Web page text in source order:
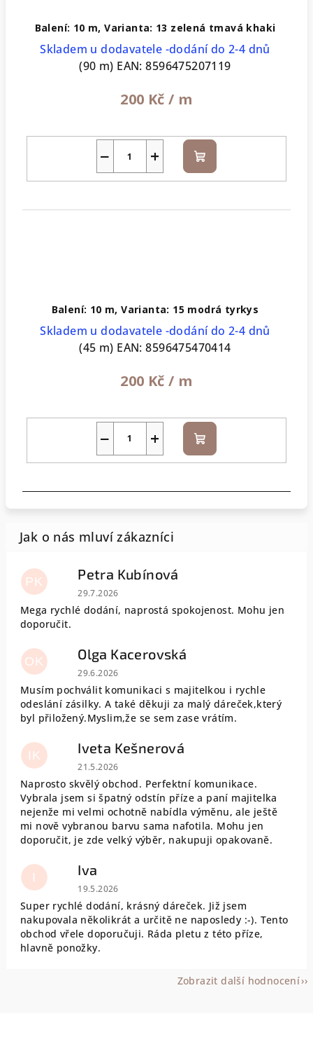
Balení: 10 m, Varianta: 13 zelená tmavá khaki
Skladem u dodavatele -dodání do 2-4 dnů
(90 m) EAN: 8596475207119
200 Kč/ m
+
− Do
košíku
Balení: 10 m, Varianta: 15 modrá tyrkys
Skladem u dodavatele -dodání do 2-4 dnů
(45 m) EAN: 8596475470414
200 Kč/ m
+
− Do
košíku
PK Petra Kubínová
Hodnocení obchodu je 5 z 5 hvězdiček.
29.7.2026
Mega rychlé dodání, naprostá spokojenost. Mohu jen
doporučit.
OK Olga Kacerovská
Hodnocení obchodu je 5 z 5 hvězdiček.
29.6.2026
Musím pochválit komunikaci s majitelkou i rychle
odeslání zásilky. A také děkuji za malý dáreček,který
byl přiložený.Myslim,že se sem zase vrátím.
IK Iveta Kešnerová
Hodnocení obchodu je 5 z 5 hvězdiček.
21.5.2026
Naprosto skvělý obchod. Perfektní komunikace.
Vybrala jsem si špatný odstín příze a paní majitelka
nejenže mi velmi ochotně nabídla výměnu, ale ještě
mi nově vybranou barvu sama nafotila. Mohu jen
doporučit, je zde velký výběr, nakupuji opakovaně.
I Iva
Hodnocení obchodu je 5 z 5 hvězdiček.
19.5.2026
Super rychlé dodání, krásný dáreček. Již jsem
nakupovala několikrát a určitě ne naposledy :-). Tento
obchod vřele doporučuji. Ráda pletu z této příze,
hlavně ponožky.
Zobrazit další hodnocení